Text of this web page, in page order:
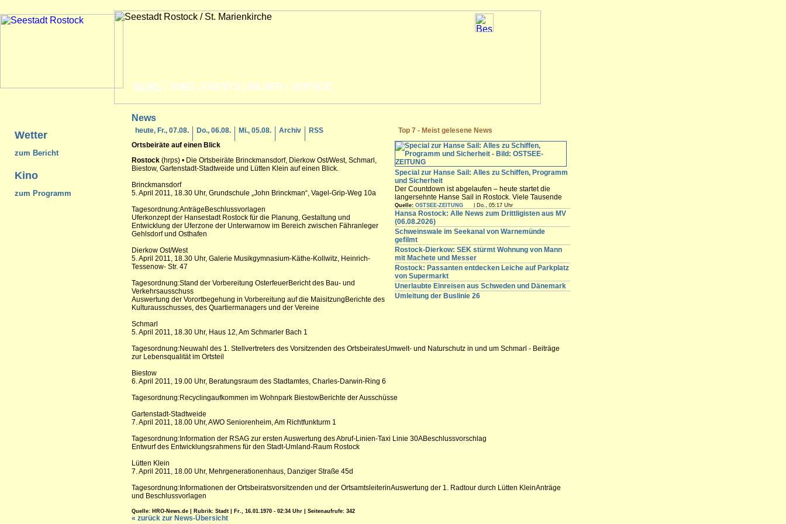
NEWS JOBS EVENTS BILDER SERVICE
Wetter
zum Bericht
Kino
zum Programm
News
Top 7 - Meist gelesene News
Special zur Hanse Sail: Alles zu Schiffen, Programm
und Sicherheit
Der Countdown ist abgelaufen – heute startet die
langersehnte Hanse Sail in Rostock. Viele Tausende
Besucher werden in den nächsten Tagen erwartet und
freuen sich auf die maritimen Angebote in der
Innenstadt,...
Quelle: OSTSEE-ZEITUNG | Do., 05:17 Uhr
Hansa Rostock: Alle News zum Drittligisten aus MV
(06.08.2026)
Schweinswale im Seekanal von Warnemünde
gefilmt
Rostock-Dierkow: SEK stürmt Wohnung von Mann
mit Machete und Messer
Rostock: Passanten entdecken Leiche auf Parkplatz
von Supermarkt
Unerlaubte Einreisen aus Schweden und Dänemark
Umleitung der Buslinie 26
heute, Fr., 07.08. Do., 06.08. Mi., 05.08. Archiv
RSS
Ortsbeiräte auf einen Blick
Rostock (hrps) • Die Ortsbeiräte Brinckmansdorf, Dierkow Ost/West, Schmarl,
Biestow, Gartenstadt-Stadtweide und Lütten Klein auf einen Blick.
Brinckmansdorf
5. April 2011, 18.30 Uhr, Grundschule „John Brinckman“, Vagel-Grip-Weg 10a
Tagesordnung:AnträgeBeschlussvorlagen
Uferkonzept der Hansestadt Rostock für die Planung, Gestaltung und
Entwicklung der Uferzone der Unterwarnow im Bereich zwischen Fähranleger
Gehlsdorf und Osthafen
Dierkow Ost/West
5. April 2011, 18.30 Uhr, Galerie Musikgymnasium-Käthe-Kollwitz, Heinrich-
Tessenow- Str. 47
Tagesordnung:Stand der Vorbereitung OsterfeuerBericht des Bau- und
Verkehrsausschuss
Auswertung der Vorortbegehung in Vorbereitung auf die MaisitzungBerichte des
Kulturausschusses, des Quartiermanagers und der Vereine
Schmarl
5. April 2011, 18.30 Uhr, Haus 12, Am Schmarler Bach 1
Tagesordnung:Neuwahl des 1. Stellvertreters des Vorsitzenden des OrtsbeiratesUmwelt- und Naturschutz in und um Schmarl - Beiträge
zur Lebensqualität im Ortsteil
Biestow
6. April 2011, 19.00 Uhr, Beratungsraum des Stadtamtes, Charles-Darwin-Ring 6
Tagesordnung:Recyclingaufkommen im Wohnpark BiestowBerichte der Ausschüsse
Gartenstadt-Stadtweide
7. April 2011, 18.00 Uhr, AWO Seniorenheim, Am Richtfunkturm 1
Tagesordnung:Information der RSAG zur ersten Auswertung des Abruf-Linien-Taxi Linie 30ABeschlussvorschlag
Entwurf des Entwicklungsrahmens für den Stadt-Umland-Raum Rostock
Lütten Klein
7. April 2011, 18.00 Uhr, Mehrgenerationenhaus, Danziger Straße 45d
Tagesordnung:Informationen der Ortsbeiratsvorsitzenden und der OrtsamtsleiterinAuswertung der 1. Radtour durch Lütten KleinAnträge
und Beschlussvorlagen
Quelle: HRO-News.de | Rubrik: Stadt | Fr., 16.01.1970 - 02:34 Uhr | Seitenaufrufe: 342
« zurück zur News-Übersicht